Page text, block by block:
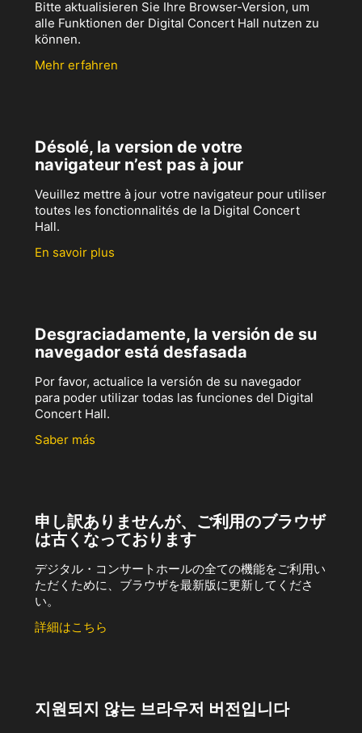
Bitte aktualisieren Sie Ihre Browser-Version, um
alle Funktionen der Digital Concert Hall nutzen zu
können.
Mehr erfahren
Désolé, la version de votre
navigateur n’est pas à jour
Veuillez mettre à jour votre navigateur pour utiliser
toutes les fonctionnalités de la Digital Concert
Hall.
En savoir plus
Desgraciadamente, la versión de su
navegador está desfasada
Por favor, actualice la versión de su navegador
para poder utilizar todas las funciones del Digital
Concert Hall.
Saber más
申し訳ありませんが、ご利用のブラウザ
は古くなっております
デジタル・コンサートホールの全ての機能をご利用い
ただくために、ブラウザを最新版に更新してくださ
い。
詳細はこちら
지원되지 않는 브라우저 버전입니다